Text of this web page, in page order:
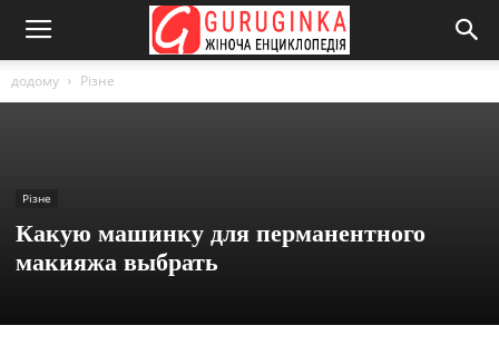
додому Різне
Різне
Какую машинку для перманентного
макияжа выбрать